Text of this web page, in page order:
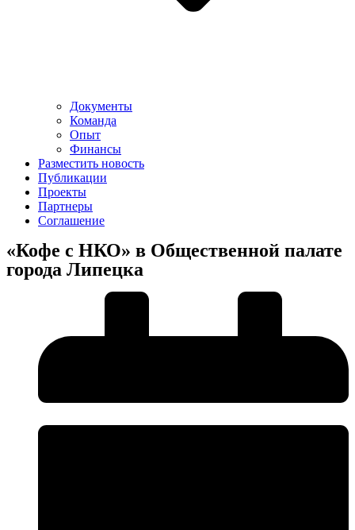
Документы
Команда
Опыт
Финансы
Разместить новость
Публикации
Проекты
Партнеры
Соглашение
«Кофе с НКО» в Общественной палате
города Липецка